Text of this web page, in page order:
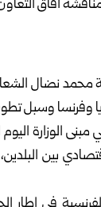
محمد نضال
وفرنسا وسبل
الوزارة
بين